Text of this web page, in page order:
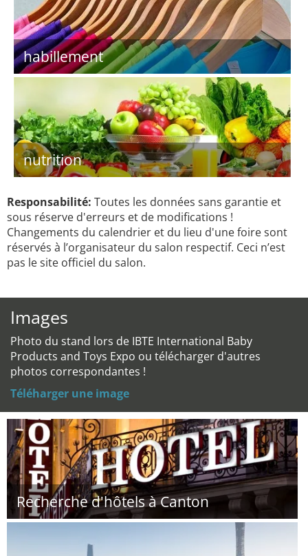
habillement
nutrition
Responsabilité: Toutes les données sans garantie et
sous réserve d'erreurs et de modifications !
Changements du calendrier et du lieu d'une foire sont
réservés à l’organisateur du salon respectif. Ceci n’est
pas le site officiel du salon.
Images
Photo du stand lors de IBTE International Baby
Products and Toys Expo ou télécharger d'autres
photos correspondantes !
Téléharger une image
Recherche d'hôtels à Canton